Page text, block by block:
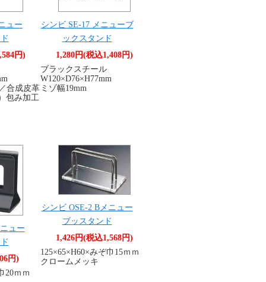
ュー
円)
合成皮革
包み加工
シンビ SE-17 メニューブ
ックスタンド
1,280円(税込1,408円)
ブラックスチール
W120×D76×H77mm
ミゾ幅19mm
ュー
円)
20ｍｍ
シンビ OSE-2 Bメニュー
ブッスタンド
1,426円(税込1,568円)
125×65×H60×みぞ巾15ｍｍ
クロームメッキ